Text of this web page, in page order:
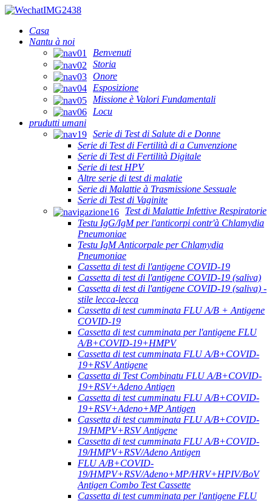
Casa
Nantu à noi
Benvenuti
Storia
Onore
Esposizione
Missione è Valori Fundamentali
Locu
prudutti umani
Serie di Test di Salute di e Donne
Serie di Test di Fertilità di a Cunvenzione
Serie di Test di Fertilità Digitale
Serie di test HPV
Altre serie di test di malatie
Serie di Malattie à Trasmissione Sessuale
Serie di Test di Vaginite
Test di Malattie Infettive Respiratorie
Testu IgG/IgM per l'anticorpi contr'à Chlamydia
Pneumoniae
Testu IgM Anticorpale per Chlamydia
Pneumoniae
Cassetta di test di l'antigene COVID-19
Cassetta di test di l'antigene COVID-19 (saliva)
Cassetta di test di l'antigene COVID-19 (saliva) -
stile lecca-lecca
Cassetta di test cumminata FLU A/B + Antigene
COVID-19
Cassetta di test cumminata per l'antigene FLU
A/B+COVID-19+HMPV
Cassetta di test cumminata FLU A/B+COVID-
19+RSV Antigene
Cassetta di Test Combinatu FLU A/B+COVID-
19+RSV+Adeno Antigen
Cassetta di test cumminatu FLU A/B+COVID-
19+RSV+Adeno+MP Antigen
Cassetta di test cumminata FLU A/B+COVID-
19/HMPV+RSV Antigene
Cassetta di test cumminata FLU A/B+COVID-
19/HMPV+RSV/Adeno Antigen
FLU A/B+COVID-
19/HMPV+RSV/Adeno+MP/HRV+HPIV/BoV
Antigen Combo Test Cassette
Cassetta di test cumminata per l'antigene FLU